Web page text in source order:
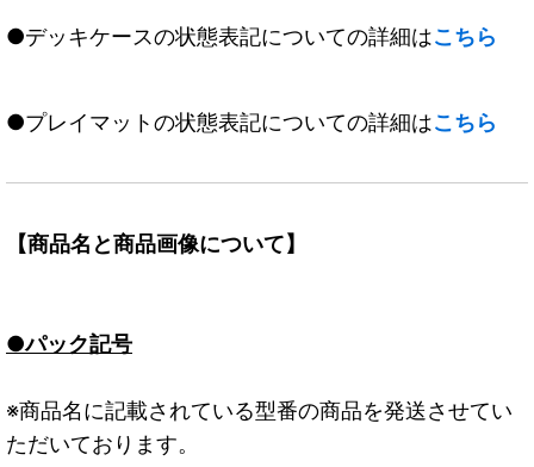
●デッキケースの状態表記についての詳細はこちら
●プレイマットの状態表記についての詳細はこちら
【商品名と商品画像について】
●パック記号
※商品名に記載されている型番の商品を発送させてい
ただいております。